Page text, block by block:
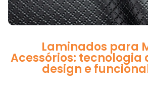
Laminados para
Acessórios:
design e